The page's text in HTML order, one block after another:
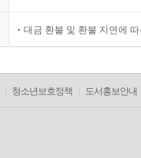
대금 환불 및 환불 지연에
청소년보호정책 도서홍보안내